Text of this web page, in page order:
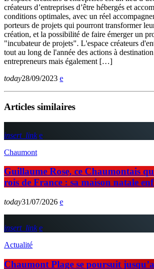
créateurs d’entreprises d’être hébergés et
conditions optimales, avec un réel
porteurs de projets qui pourront transformer
création, et la possibilité de faire émerger un
"incubateur de projets". L'espace créateurs
tout au long de l'année des actions à
entrepreneurs mais également […]
today28/09/2023
Articles similaires
insert_link
Chaumont
Guillaume Rose, ce Chaumontais
rois de France : sa maison natale
today31/07/2026
insert_link
Actualité
Chaumont Plage se poursuit